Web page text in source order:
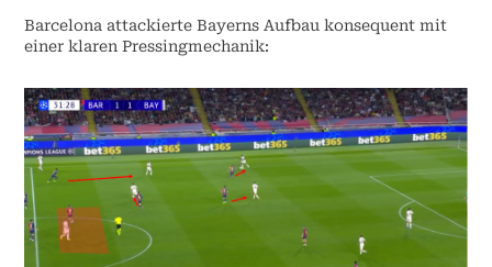
Barcelona attackierte Bayerns Aufbau konsequent mit
einer klaren Pressingmechanik: